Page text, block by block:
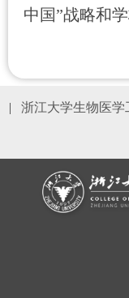
中国”战略和
| 浙江大学生物医